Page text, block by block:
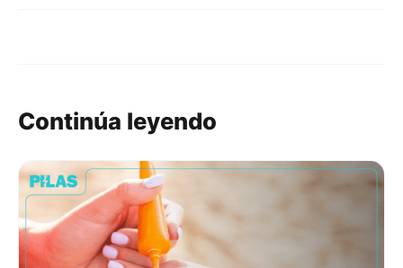
Continúa leyendo